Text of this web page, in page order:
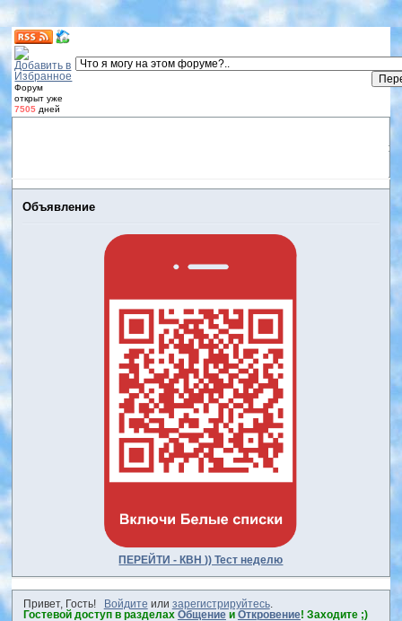
Форум
открыт уже
7505 дней
Объявление
ПЕРЕЙТИ - КВН )) Тест неделю
Привет, Гость! Войдите или зарегистрируйтесь.
Гостевой доступ в разделах Общениеи Откровение! Заходите ;)